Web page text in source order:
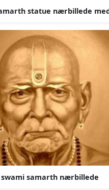
statue nærbillede
swami samarth nærbillede